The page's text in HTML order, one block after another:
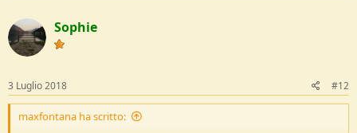
Sophie
3 Luglio 2018 #12
maxfontana ha scritto: